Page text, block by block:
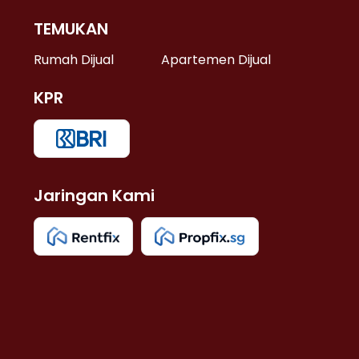
TEMUKAN
Rumah Dijual Apartemen Dijual
KPR
Jaringan Kami